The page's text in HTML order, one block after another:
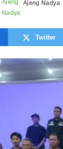
Ajeng Nadya
Twitter